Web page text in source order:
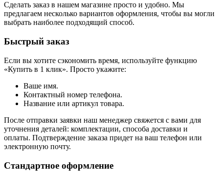
Сделать заказ в нашем магазине просто и удобно. Мы
предлагаем несколько вариантов оформления, чтобы вы могли
выбрать наиболее подходящий способ.
Быстрый заказ
Если вы хотите сэкономить время, используйте функцию
«Купить в 1 клик». Просто укажите:
Ваше имя.
Контактный номер телефона.
Название или артикул товара.
После отправки заявки наш менеджер свяжется с вами для
уточнения деталей: комплектации, способа доставки и
оплаты. Подтверждение заказа придет на ваш телефон или
электронную почту.
Стандартное оформление